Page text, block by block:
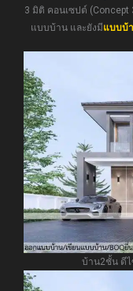
3 มิติ คอนเซปต์ (Concept
แบบบ้าน และยังมีแบบบ้า
บ้าน2ชั้น ดี